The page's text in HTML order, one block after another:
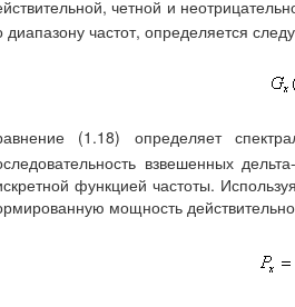
четной и
диапазону частот, определяется
(1.18) определяет
взвешенных
функцией частоты.
мощность